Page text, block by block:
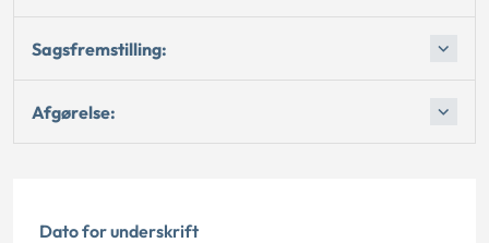
Sagsfremstilling:
Afgørelse:
Dato for underskrift